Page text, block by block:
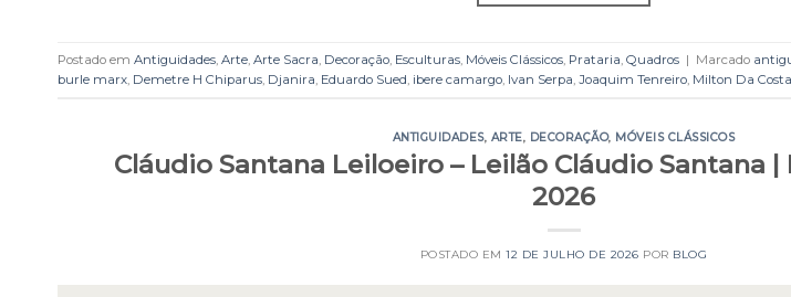
Postado em Antiguidades, Arte, Arte Sacra, Decoração, Esculturas, Móveis Clássicos, Prataria, Quadros | Marcado
burle marx, Demetre H Chiparus, Djanira, Eduardo Sued, ibere camargo, Ivan Serpa, Joaquim Tenreiro, Milton Da Costa
ANTIGUIDADES, ARTE, DECORAÇÃO, MÓVEIS CLÁSSICOS
Cláudio Santana Leiloeiro – Leilão Cláudio Santana
2026
POSTADO EM12 DE JULHO DE 2026 POR BLOG